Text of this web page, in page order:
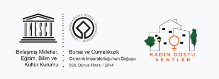
GÜNLÜK KAZI ÇALIŞMALARI
TARIMSAL AMAÇLI METEOROLOJİ İSTASYON VERİLERİ